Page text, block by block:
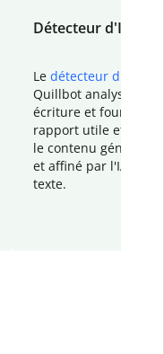
Détecteur d'IA
Le détecteur d'IA
Quillbot analyse votre
écriture et fournit un
rapport utile et
le contenu généré
et affiné par l'IA
texte.